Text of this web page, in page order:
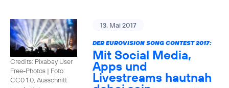
Credits: Pixabay User
Free-Photos | Foto:
CC0 1.0, Ausschnitt
13. Mai 2017
DER EUROVISION SONG CONTEST 2017:
Mit Social Media,
Apps und
Livestreams hautnah